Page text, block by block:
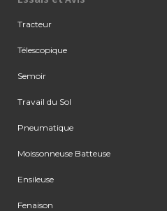
Tracteur
Télescopique
Semoir
Travail du Sol
Pneumatique
Moissonneuse Batteuse
Ensileuse
Fenaison